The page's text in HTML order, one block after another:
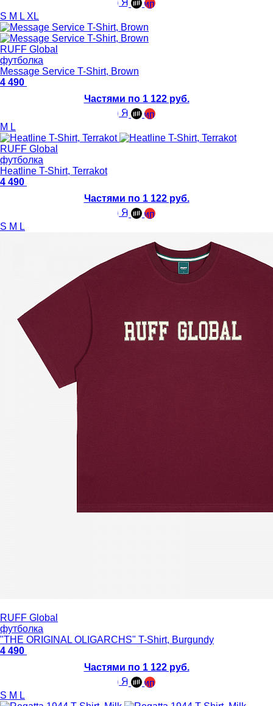
S M L XL
RUFF Global
футболка
Message Service T-Shirt, Brown
4 490
Частями по 1 122 руб.
M L
RUFF Global
футболка
Heatline T-Shirt, Terrakot
4 490
Частями по 1 122 руб.
S M L
RUFF Global
футболка
"THE ORIGINAL OLIGARCHS" T-Shirt, Burgundy
4 490
Частями по 1 122 руб.
S M L